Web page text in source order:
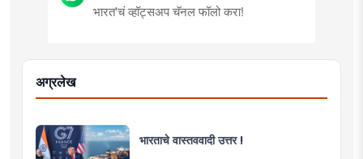
भारत'चं व्हॉट्सअप चॅनल फॉलो करा!
अग्रलेख
भारताचे वास्तववादी उत्तर !